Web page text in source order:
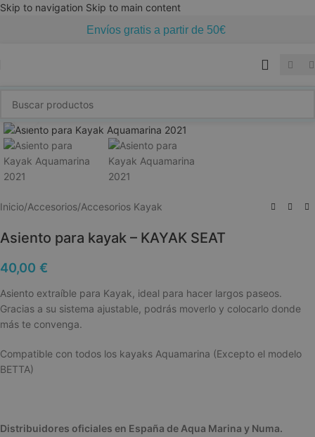
Skip to navigation Skip to main content
Envíos gratis a partir de 50€
Click to enlarge
Inicio/Accesorios/Accesorios Kayak
Asiento para kayak – KAYAK SEAT
40,00 €
Asiento extraíble para Kayak, ideal para hacer largos paseos.
Gracias a su sistema ajustable, podrás moverlo y colocarlo donde
más te convenga.
Compatible con todos los kayaks Aquamarina (Excepto el modelo
BETTA)
Distribuidores oficiales en España de Aqua Marina y Numa.